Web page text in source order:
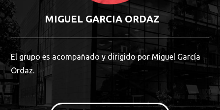
MIGUEL GARCIA ORDAZ
El grupo es acompañado y dirigido por Miguel García
Ordaz.
Ordenar por: